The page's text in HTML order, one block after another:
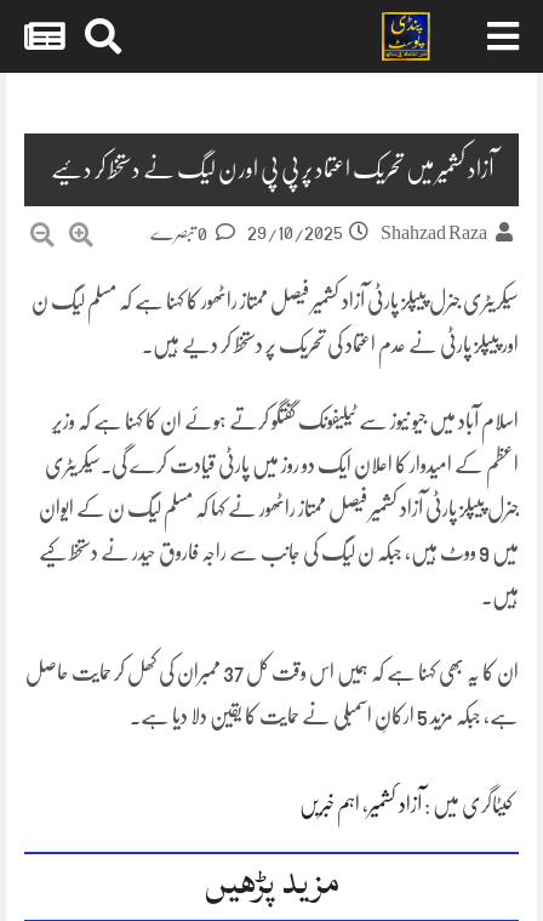
آزاد کشمیر میں تحریک اعتماد پر پی پی اور ن لیگ نے دستخط کر دئیے
Shahzad Raza
29/10/2025
سیکریٹری جنرل پیپلز پارٹی آزاد کشمیر فیصل ممتاز راٹھور کا کہنا ہے کہ مسلم لیگ ن
اور پیپلز پارٹی نے عدم اعتماد کی تحریک پر دستخط کر دیے ہیں۔
اسلام آباد میں جیو نیوز سے ٹیلیفونک گفتگو کرتے ہوئے ان کا کہنا ہے کہ وزیرِ
اعظم کے امیدوار کا اعلان ایک دو روز میں پارٹی قیادت کرے گی۔سیکریٹری
جنرل پیپلز پارٹی آزاد کشمیر فیصل ممتاز راٹھور نے کہا کہ مسلم لیگ ن کے ایوان
میں 9 ووٹ ہیں، جبکہ ن لیگ کی جانب سے راجہ فاروق حیدر نے دستخط کیے
ہیں۔
ان کا یہ بھی کہنا ہے کہ ہمیں اس وقت کل 37 ممبران کی کھل کر حمایت حاصل
ہے، جبکہ مزید 5 ارکانِ اسمبلی نے حمایت کا یقین دلا دیا ہے۔
کیٹاگری میں : آزاد کشمیر ، اہم خبریں
مزید پڑھیں